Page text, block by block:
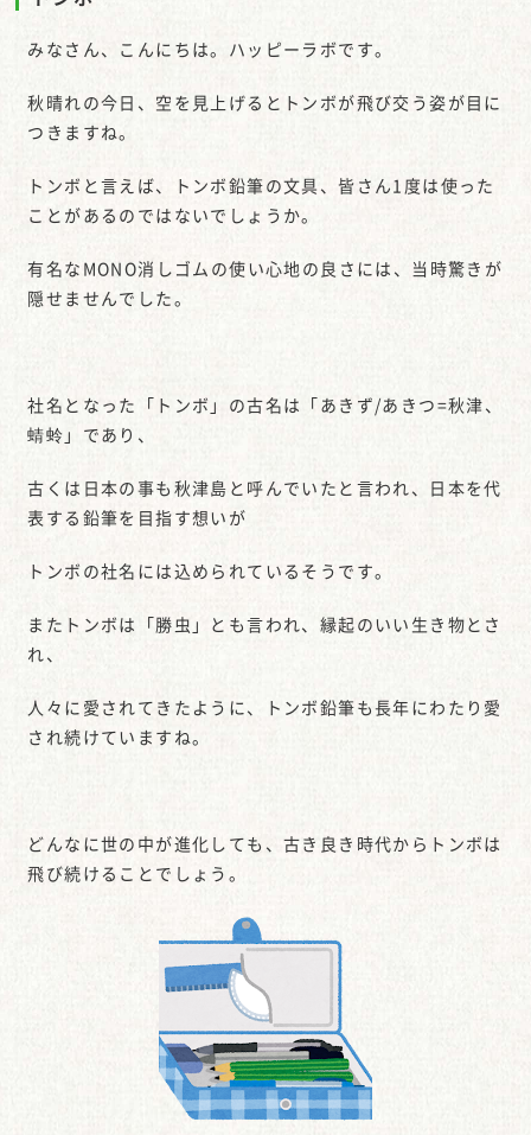
みなさん、こんにちは。ハッピーラボです。
秋晴れの今日、空を見上げるとトンボが飛び交う姿が目に
つきますね。
トンボと言えば、トンボ鉛筆の文具、皆さん1度は使った
ことがあるのではないでしょうか。
有名なMONO消しゴムの使い心地の良さには、当時驚きが
隠せませんでした。
社名となった「トンボ」の古名は「あきず/あきつ=秋津、
蜻蛉」であり、
古くは日本の事も秋津島と呼んでいたと言われ、日本を代
表する鉛筆を目指す想いが
トンボの社名には込められているそうです。
またトンボは「勝虫」とも言われ、縁起のいい生き物とさ
れ、
人々に愛されてきたように、トンボ鉛筆も長年にわたり愛
され続けていますね。
どんなに世の中が進化しても、古き良き時代からトンボは
飛び続けることでしょう。